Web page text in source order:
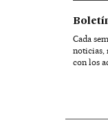
Cada
noticias,
con los